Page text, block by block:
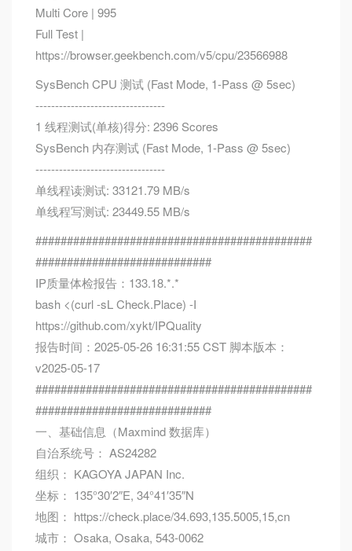
Multi Core | 995
Full Test |
https://browser.geekbench.com/v5/cpu/23566988
SysBench CPU 测试 (Fast Mode, 1-Pass @ 5sec)
---------------------------------
1 线程测试(单核)得分: 2396 Scores
SysBench 内存测试 (Fast Mode, 1-Pass @ 5sec)
---------------------------------
单线程读测试: 33121.79 MB/s
单线程写测试: 23449.55 MB/s
############################################
############################
IP质量体检报告：133.18.*.*
bash <(curl -sL Check.Place) -I
https://github.com/xykt/IPQuality
报告时间：2025-05-26 16:31:55 CST 脚本版本：
v2025-05-17
############################################
############################
一、基础信息（Maxmind 数据库）
自治系统号： AS24282
组织： KAGOYA JAPAN Inc.
坐标： 135°30′2″E, 34°41′35″N
地图： https://check.place/34.693,135.5005,15,cn
城市： Osaka, Osaka, 543-0062